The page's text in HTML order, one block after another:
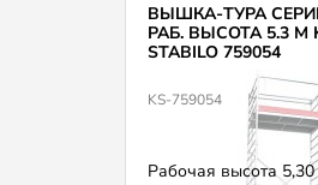
ВЫШКА-ТУРА
РАБ. ВЫСОТА 5.3 М
STABILO 759054
KS-759054
Рабочая высота